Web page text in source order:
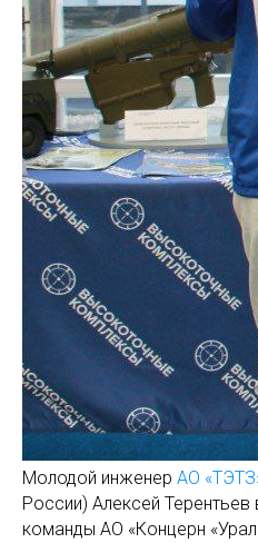
Молодой инженер АО
России) Алексей
команды АО «Концерн